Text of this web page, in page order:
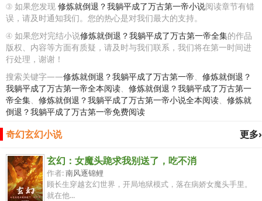
③ 如果您发现 修炼就倒退？我躺平成了万古第一帝小说阅读章节有错
误，请及时通知我们。您的热心是对我们最大的支持。
④ 如果您对完结小说修炼就倒退？我躺平成了万古第一帝全集的作品
版权、内容等方面有质疑，请及时与我们联系，我们将在第一时间进
行处理，谢谢！
搜索关键字——修炼就倒退？我躺平成了万古第一帝、 修炼就倒退？
我躺平成了万古第一帝全本阅读、 修炼就倒退？我躺平成了万古第一
帝全集、 修炼就倒退？我躺平成了万古第一帝小说全本阅读、 修炼就
倒退？我躺平成了万古第一帝免费阅读
更多›
奇幻玄幻小说
玄幻：女魔头跪求我别送了，吃不消
作者:南风逐锦鲤
顾长生穿越玄幻世界，开局地狱模式，落在病娇女魔头手里。
就在他...